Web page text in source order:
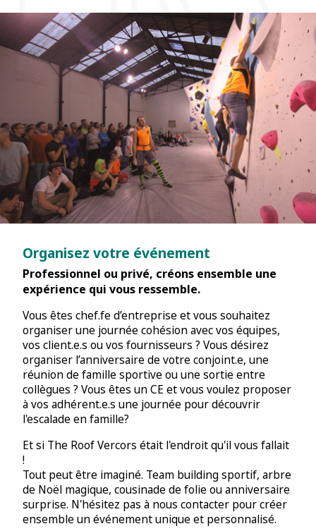
Organisez votre événement
Professionnel ou privé, créons ensemble une
expérience qui vous ressemble.
Vous êtes chef.fe d’entreprise et vous souhaitez
organiser une journée cohésion avec vos équipes,
vos client.e.s ou vos fournisseurs ? Vous désirez
organiser l’anniversaire de votre conjoint.e, une
réunion de famille sportive ou une sortie entre
collègues ? Vous êtes un CE et vous voulez proposer
à vos adhérent.e.s une journée pour découvrir
l'escalade en famille?
Et si The Roof Vercors était l'endroit qu'il vous fallait
!
Tout peut être imaginé. Team building sportif, arbre
de Noël magique, cousinade de folie ou anniversaire
surprise. N'hésitez pas à nous contacter pour créer
ensemble un événement unique et personnalisé.